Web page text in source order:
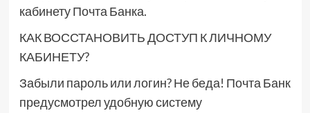
кабинету Почта Банка.
КАК ВОССТАНОВИТЬ ДОСТУП К ЛИЧНОМУ
КАБИНЕТУ?
Забыли пароль или логин? Не беда! Почта Банк
предусмотрел удобную систему